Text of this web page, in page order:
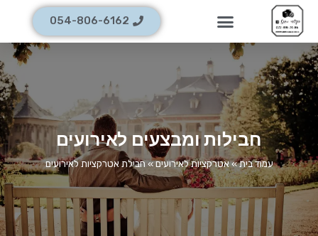
054-806-6162
חבילות ומבצעים לאירועים
עמוד בית»אטרקציות לאירועים»חבילת אטרקציות לאירועים